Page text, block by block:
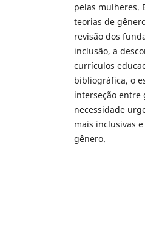
pelas mulheres.
teorias de
revisão dos
inclusão, a
currículos
bibliográfica, o
interseção entre
necessidade
mais inclusivas
gênero.